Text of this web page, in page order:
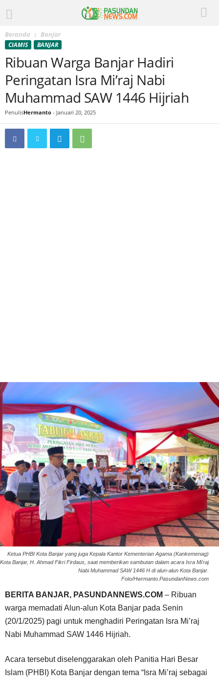
Beranda Banjar
CIAMIS BANJAR
Ribuan Warga Banjar Hadiri
Peringatan Isra Mi’raj Nabi
Muhammad SAW 1446 Hijriah
PenulisHermanto - Januari 20, 2025
Ketua PHBI Kota Banjar yang juga Kepala Kantor Kementerian Agama (Kankemenag)
Kota Banjar, H. Ahmad Fikri Firdaus, saat memberikan sambutan dalam acara Isra Mi'raj
Nabi Muhammad SAW 1446 H di alun-alun Kota Banjar.
Foto/Hwrmanto.PasundanNews.com
BERITA BANJAR, PASUNDANNEWS.COM – Ribuan
warga memadati Alun-alun Kota Banjar pada Senin
(20/1/2025) pagi untuk menghadiri Peringatan Isra Mi’raj
Nabi Muhammad SAW 1446 Hijriah.
Acara tersebut diselenggarakan oleh Panitia Hari Besar
Islam (PHBI) Kota Banjar dengan tema “Isra Mi’raj sebagai